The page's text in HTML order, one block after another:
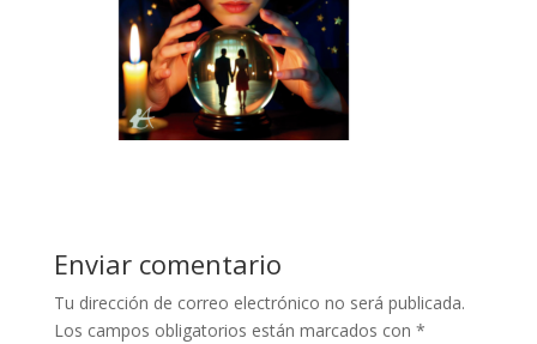
Enviar comentario
Tu dirección de correo electrónico no será publicada.
Los campos obligatorios están marcados con *